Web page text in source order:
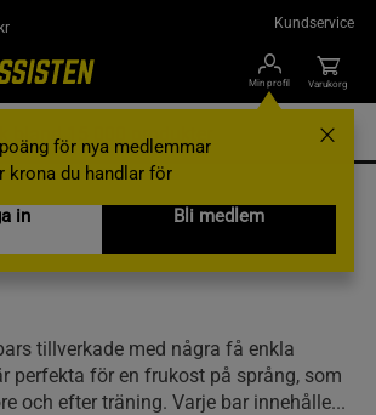
Kundservice
Min profil
för nya medlemmar
krona du handlar för
in
Bli medlem
Varukorg
tillverkade med några få enkla
perfekta för en frukost på språng, som
och efter träning. Varje bar innehålle...